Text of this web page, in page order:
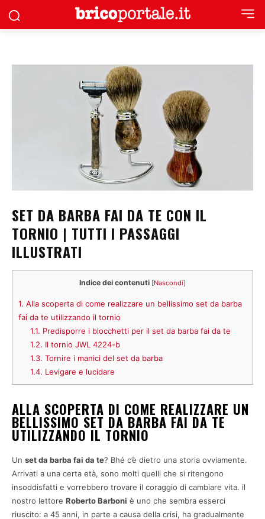
SET DA BARBA FAI DA TE CON IL
TORNIO | TUTTI I PASSAGGI
ILLUSTRATI
Indice dei contenuti [Nascondi]
1. Alla scoperta di come realizzare un bellissimo set da barba
fai da te utilizzando il tornio
1.1. Predisporre i blocchetti per il set da barba fai da te
1.2. Il tornio JWL 4224-b
1.3. Tornire i manici del set da barba
1.4. Levigare e lucidare
ALLA SCOPERTA DI COME REALIZZARE UN
BELLISSIMO SET DA BARBA FAI DA TE
UTILIZZANDO IL TORNIO
Un set da barba fai da te? Bhé c’è dietro una storia ovviamente.
Arrivati a una certa età, sono molti quelli che si ritengono
insoddisfatti e vorrebbero trovare il coraggio di cambiare vita. il
nostro lettore Roberto Barboni è uno che sembra esserci
riuscito: a 45 anni, in parte a causa della crisi, ha gradualmente